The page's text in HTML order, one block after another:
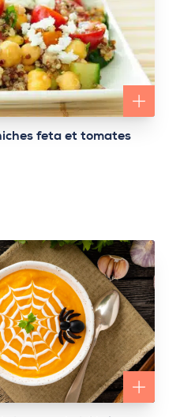
feta et tomates